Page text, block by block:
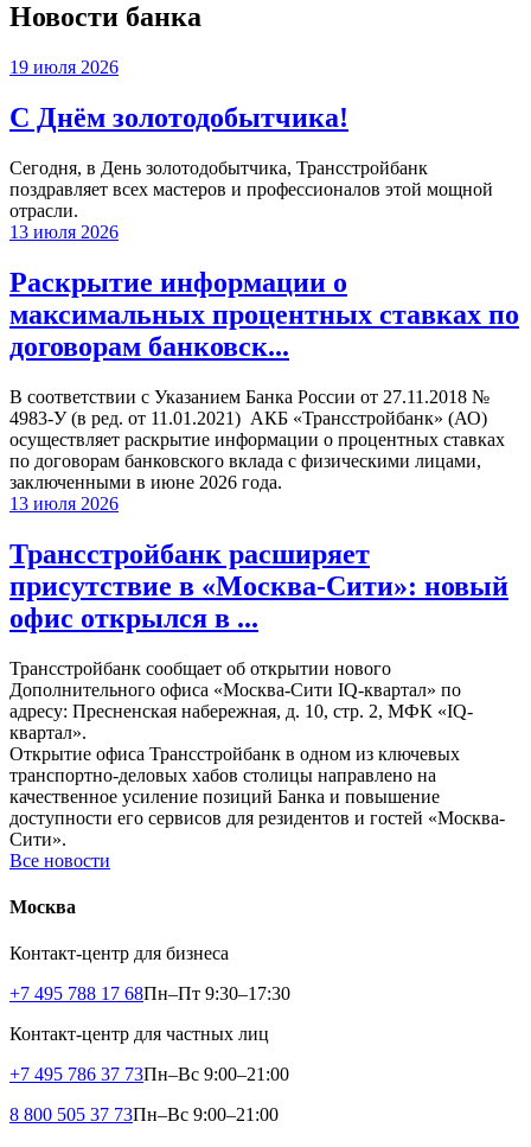
Новости банка
19 июля 2026
С Днём золотодобытчика!
Сегодня, в День золотодобытчика, Трансстройбанк
поздравляет всех мастеров и профессионалов этой мощной
отрасли.
13 июля 2026
Раскрытие информации о
максимальных процентных ставках по
договорам банковск...
В соответствии с Указанием Банка России от 27.11.2018 №
4983-У (в ред. от 11.01.2021) АКБ «Трансстройбанк» (АО)
осуществляет раскрытие информации о процентных ставках
по договорам банковского вклада с физическими лицами,
заключенными в июне 2026 года.
13 июля 2026
Трансстройбанк расширяет
присутствие в «Москва-Сити»: новый
офис открылся в ...
Трансстройбанк сообщает об открытии нового
Дополнительного офиса «Москва-Сити IQ-квартал» по
адресу: Пресненская набережная, д. 10, стр. 2, МФК «IQ-
квартал».
Открытие офиса Трансстройбанк в одном из ключевых
транспортно-деловых хабов столицы направлено на
качественное усиление позиций Банка и повышение
доступности его сервисов для резидентов и гостей «Москва-
Сити».
Все новости
Москва
Контакт-центр для бизнеса
+7 495 788 17 68Пн–Пт 9:30–17:30
Контакт-центр для частных лиц
+7 495 786 37 73Пн–Вс 9:00–21:00
8 800 505 37 73Пн–Вс 9:00–21:00